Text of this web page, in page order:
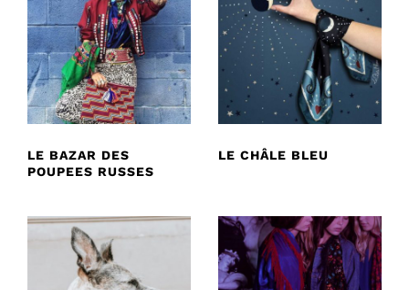
LE BAZAR DES
POUPEES RUSSES
LE CHÂLE BLEU